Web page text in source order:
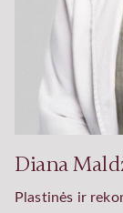
Diana
Plastinės ir